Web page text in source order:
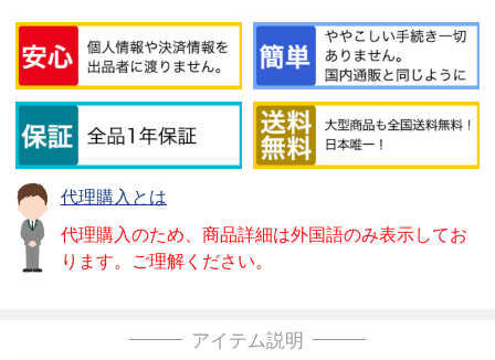
代理購入とは
代理購入のため、商品詳細は外国語のみ表示してお
ります。ご理解ください。
アイテム説明